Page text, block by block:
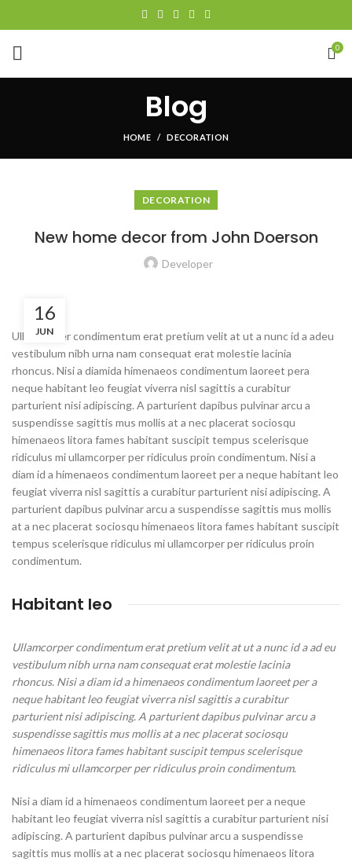
0
Blog
HOME DECORATION
DECORATION
New home decor from John Doerson
Developer
16
JUN
Ullamcorper condimentum erat pretium velit at ut a nunc id a adeu
vestibulum nibh urna nam consequat erat molestie lacinia
rhoncus. Nisi a diamida himenaeos condimentum laoreet pera
neque habitant leo feugiat viverra nisl sagittis a curabitur
parturient nisi adipiscing. A parturient dapibus pulvinar arcu a
suspendisse sagittis mus mollis at a nec placerat sociosqu
himenaeos litora fames habitant suscipit tempus scelerisque
ridiculus mi ullamcorper per ridiculus proin condimentum. Nisi a
diam id a himenaeos condimentum laoreet per a neque habitant leo
feugiat viverra nisl sagittis a curabitur parturient nisi adipiscing. A
parturient dapibus pulvinar arcu a suspendisse sagittis mus mollis
at a nec placerat sociosqu himenaeos litora fames habitant suscipit
tempus scelerisque ridiculus mi ullamcorper per ridiculus proin
condimentum.
Habitant leo
Ullamcorper condimentum erat pretium velit at ut a nunc id a ad eu
vestibulum nibh urna nam consequat erat molestie lacinia
rhoncus. Nisi a diam id a himenaeos condimentum laoreet per a
neque habitant leo feugiat viverra nisl sagittis a curabitur
parturient nisi adipiscing. A parturient dapibus pulvinar arcu a
suspendisse sagittis mus mollis at a nec placerat sociosqu
himenaeos litora fames habitant suscipit tempus scelerisque
ridiculus mi ullamcorper per ridiculus proin condimentum.
Nisi a diam id a himenaeos condimentum laoreet per a neque
habitant leo feugiat viverra nisl sagittis a curabitur parturient nisi
adipiscing. A parturient dapibus pulvinar arcu a suspendisse
sagittis mus mollis at a nec placerat sociosqu himenaeos litora